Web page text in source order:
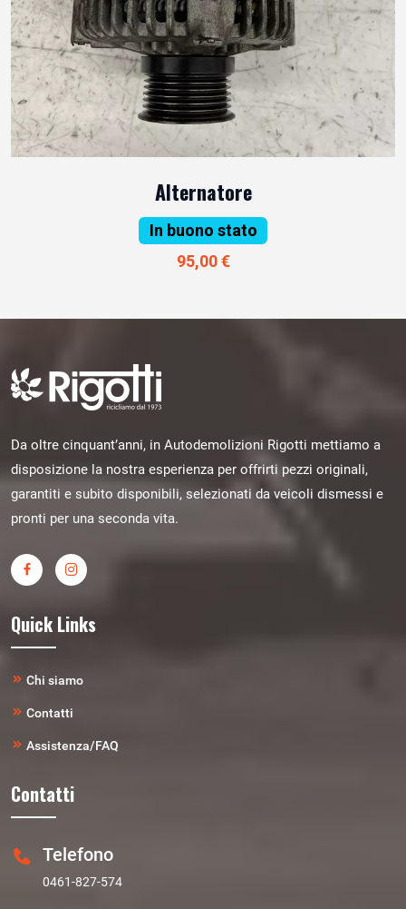
Alternatore
In buono stato
95,00 €
Da oltre cinquant’anni, in Autodemolizioni Rigotti mettiamo a
disposizione la nostra esperienza per offrirti pezzi originali,
garantiti e subito disponibili, selezionati da veicoli dismessi e
pronti per una seconda vita.
Quick Links
Chi siamo
Contatti
Assistenza/FAQ
Contatti
Telefono
0461-827-574